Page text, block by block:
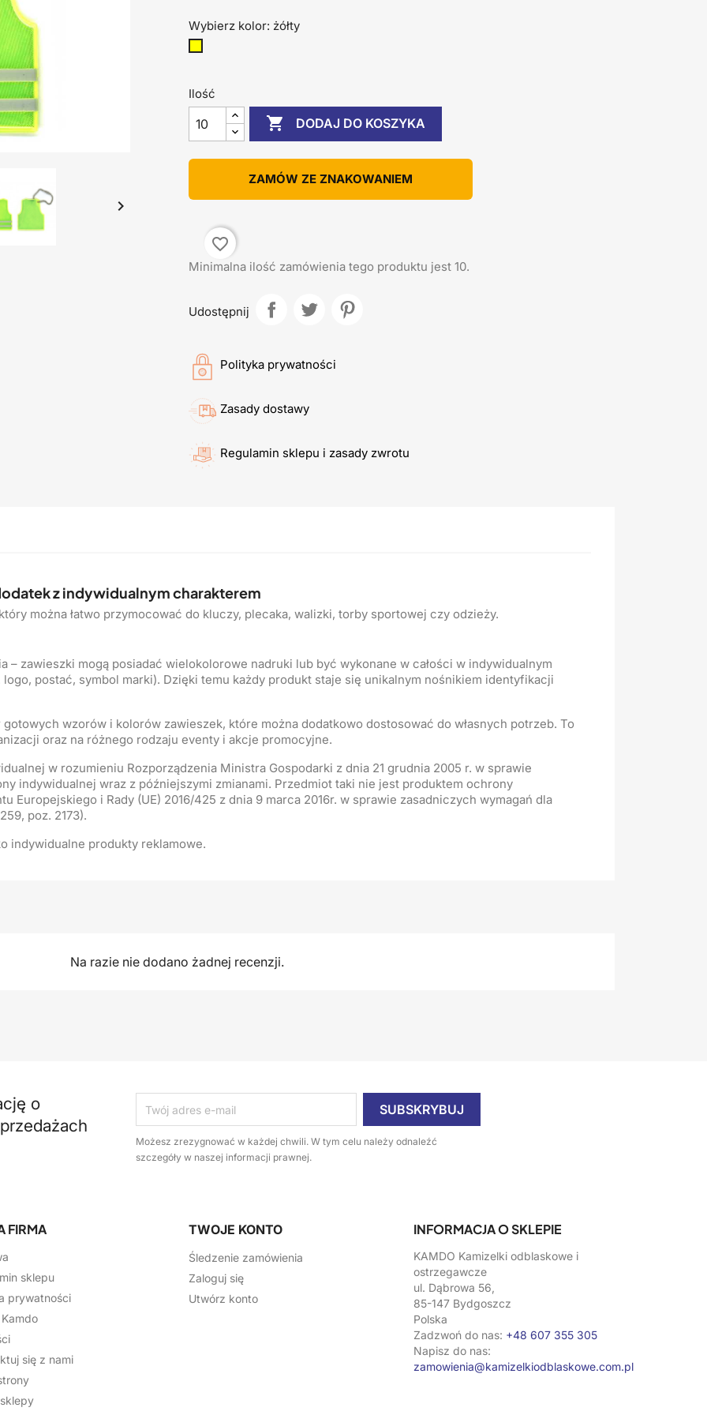

Wybierz kolor: żółty
Ilość
 DODAJ DO KOSZYKA
ZAMÓW ZE ZNAKOWANIEM
favorite_border
Minimalna ilość zamówienia tego produktu jest 10.
Udostępnij
Polityka prywatności
Zasady dostawy
Regulamin sklepu i zasady zwrotu
z indywidualnym charakterem
można łatwo przymocować do kluczy, plecaka, walizki, torby sportowej czy odzieży.
– zawieszki mogą posiadać wielokolorowe nadruki lub być wykonane w całości w indywidualnym
postać, symbol marki). Dzięki temu każdy produkt staje się unikalnym nośnikiem identyfikacji
wzorów i kolorów zawieszek, które można dodatkowo dostosować do własnych potrzeb. To
oraz na różnego rodzaju eventy i akcje promocyjne.
w rozumieniu Rozporządzenia Ministra Gospodarki z dnia 21 grudnia 2005 r. w sprawie
indywidualnej wraz z późniejszymi zmianami. Przedmiot taki nie jest produktem ochrony
Europejskiego i Rady (UE) 2016/425 z dnia 9 marca 2016r. w sprawie zasadniczych wymagań dla
poz. 2173).
indywidualne produkty reklamowe.
Na razie nie dodano żadnej recenzji.
o
Możesz zrezygnować w każdej chwili. W tym celu należy odnaleźć
szczegóły w naszej informacji prawnej.
FIRMA
sklepu
prywatności
się z nami
TWOJE KONTO
Śledzenie zamówienia
Zaloguj się
Utwórz konto
INFORMACJA O SKLEPIE
KAMDO Kamizelki odblaskowe i
ostrzegawcze
ul. Dąbrowa 56,
85-147 Bydgoszcz
Polska
Zadzwoń do nas: +48 607 355 305
Napisz do nas:
zamowienia@kamizelkiodblaskowe.com.pl